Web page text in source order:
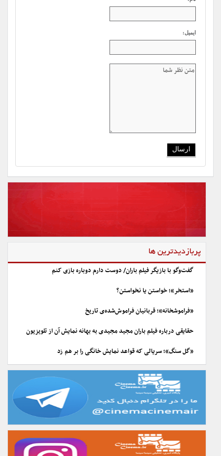
ایمیل:
پربازدیدترین ها
گفت‌وگو با بازیگر فیلم باران/ دوست دارم دوباره بازی کنم
«استخر»؛ خواستن یا نخواستن؟
«فراموشخانه»؛ قربانیان فراموش‌شده‌ی تاریخ
حقایقی درباره فیلم باران مجید مجیدی به بهانه نمایش آن از تلویزیون
«گل سنگ»؛ سریالی که قواعد نمایش خانگی را بر هم زد